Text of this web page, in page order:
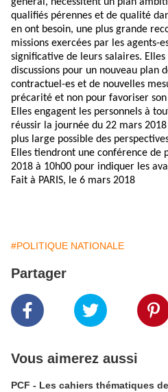
qualifiés pérennes et de qualité
en ont besoin, une plus grande
missions exercées par les agents-
significative de leurs salaires. Elles
discussions pour un nouveau plan
contractuel-es et de nouvelles
précarité et non pour favoriser son
Elles engagent les personnels à
réussir la journée du 22 mars
plus large possible des
Elles tiendront une conférence de
2018 à 10h00 pour indiquer les
Fait à PARIS, le 6 mars 2018
#POLITIQUE NATIONALE
Partager
Vous aimerez aussi
PCF - Les cahiers thématiques